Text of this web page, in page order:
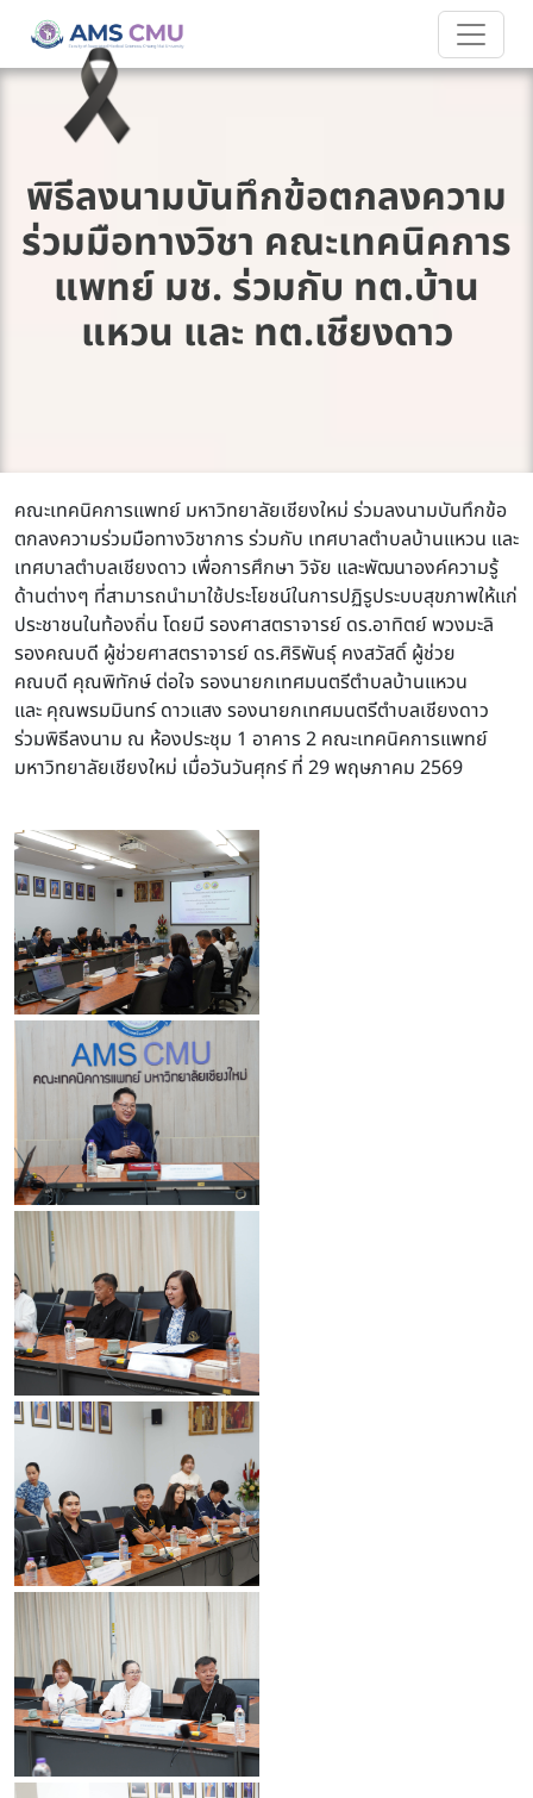
พิธีลงนามบันทึกข้อตกลงความ
ร่วมมือทางวิชา คณะเทคนิคการ
แพทย์ มช. ร่วมกับ ทต.บ้าน
แหวน และ ทต.เชียงดาว
คณะเทคนิคการแพทย์ มหาวิทยาลัยเชียงใหม่ ร่วมลงนามบันทึกข้อ
ตกลงความร่วมมือทางวิชาการ ร่วมกับ เทศบาลตำบลบ้านแหวน และ
เทศบาลตำบลเชียงดาว เพื่อการศึกษา วิจัย และพัฒนาองค์ความรู้
ด้านต่างๆ ที่สามารถนำมาใช้ประโยชน์ในการปฏิรูประบบสุขภาพให้แก่
ประชาชนในท้องถิ่น โดยมี รองศาสตราจารย์ ดร.อาทิตย์ พวงมะลิ
รองคณบดี ผู้ช่วยศาสตราจารย์ ดร.ศิริพันธุ์ คงสวัสดิ์ ผู้ช่วย
คณบดี คุณพิทักษ์ ต่อใจ รองนายกเทศมนตรีตำบลบ้านแหวน
และ คุณพรมมินทร์ ดาวแสง รองนายกเทศมนตรีตำบลเชียงดาว
ร่วมพิธีลงนาม ณ ห้องประชุม 1 อาคาร 2 คณะเทคนิคการแพทย์
มหาวิทยาลัยเชียงใหม่ เมื่อวันวันศุกร์ ที่ 29 พฤษภาคม 2569